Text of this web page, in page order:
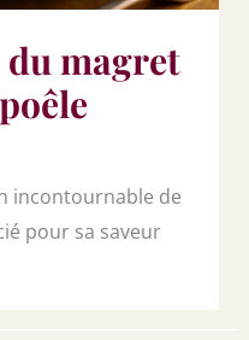
du magret
incontournable de
pour sa saveur